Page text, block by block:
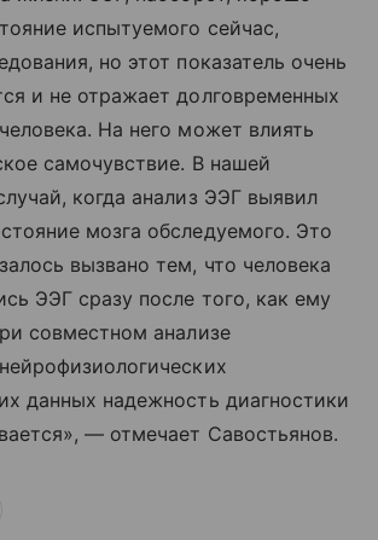
испытуемого сейчас,
но этот показатель очень
и не отражает долговременных
На него может влиять
самочувствие. В нашей
когда анализ ЭЭГ выявил
мозга обследуемого. Это
вызвано тем, что человека
ЭЭГ сразу после того, как ему
совместном анализе
данных надежность диагностики
— отмечает Савостьянов.